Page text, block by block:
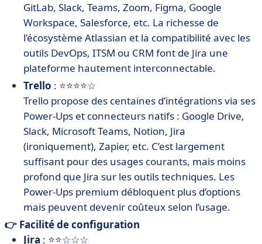
GitLab, Slack, Teams, Zoom, Figma, Google
Workspace, Salesforce, etc. La richesse de
l’écosystème Atlassian et la compatibilité avec les
outils DevOps, ITSM ou CRM font de Jira une
plateforme hautement interconnectable.
Trello : ⭐⭐⭐⭐☆
Trello propose des centaines d’intégrations via ses
Power-Ups et connecteurs natifs : Google Drive,
Slack, Microsoft Teams, Notion, Jira
(ironiquement), Zapier, etc. C’est largement
suffisant pour des usages courants, mais moins
profond que Jira sur les outils techniques. Les
Power-Ups premium débloquent plus d’options
mais peuvent devenir coûteux selon l’usage.
👉 Facilité de configuration
Jira : ⭐⭐☆☆☆